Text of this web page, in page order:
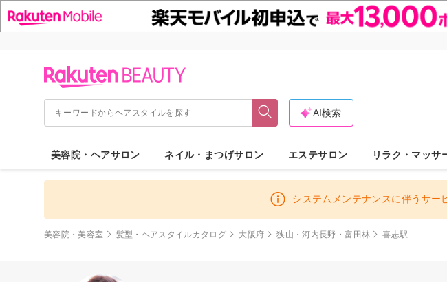
AI検索
美容院・ヘアサロン ネイル・まつげサロン エステサロン リラク・マッサ
システムメンテナンスに伴うサ
美容院・美容室 髪型・ヘアスタイルカタログ 大阪府 狭山・河内長野・富田林 喜志駅